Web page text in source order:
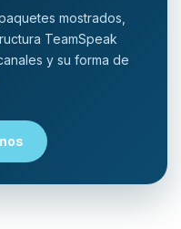
mostrados,
TeamSpeak
y su forma de